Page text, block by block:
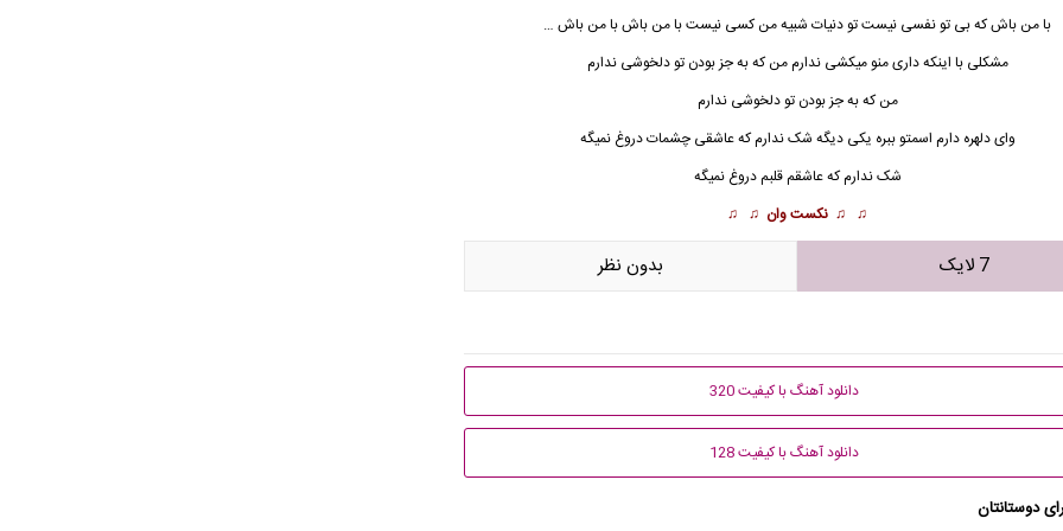
با من باش که بی تو نفسی نیست تو دنیات شبیه من کسی نیست با من باش با من باش …
مشکلی با اینکه داری منو میکشی ندارم من که به جز بودن تو دلخوشی ندارم
من که به جز بودن تو دلخوشی ندارم
وای دلهره دارم اسمتو ببره یکی دیگه شک ندارم که عاشقی چشمات دروغ نمیگه
شک ندارم که عاشقم قلبم دروغ نمیگه
♫ ♫ نکست وان ♫ ♫
7 لایک بدون نظر
دانلود آهنگ با کیفیت 320
دانلود آهنگ با کیفیت 128
دوستانتان